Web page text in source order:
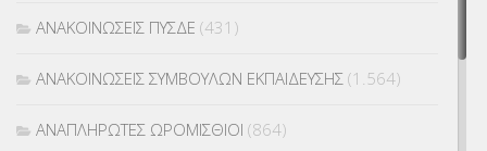
ΑΝΑΚΟΙΝΩΣΕΙΣ ΠΥΣΔΕ (431)
ΑΝΑΚΟΙΝΩΣΕΙΣ ΣΥΜΒΟΥΛΩΝ ΕΚΠΑΙΔΕΥΣΗΣ (1.564)
ΑΝΑΠΛΗΡΩΤΕΣ ΩΡΟΜΙΣΘΙΟΙ (864)